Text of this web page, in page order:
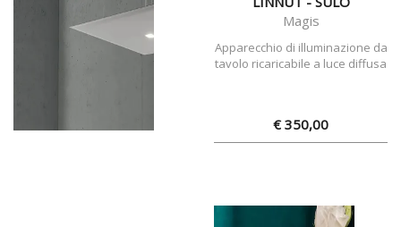
Magis
Apparecchio di illuminazione da
tavolo ricaricabile a luce diffusa
€ 350,00